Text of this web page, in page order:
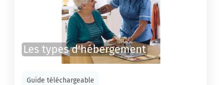
Les types d'hébergement
Guide téléchargeable